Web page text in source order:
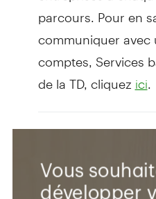
parcours. Pour en
communiquer
comptes, Services
de la TD, cliquez ici